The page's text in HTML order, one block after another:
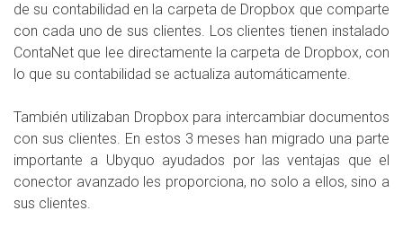
de su contabilidad en la carpeta de Dropbox que comparte
con cada uno de sus clientes. Los clientes tienen instalado
ContaNet que lee directamente la carpeta de Dropbox, con
lo que su contabilidad se actualiza automáticamente.
También utilizaban Dropbox para intercambiar documentos
con sus clientes. En estos 3 meses han migrado una parte
importante a Ubyquo ayudados por las ventajas que el
conector avanzado les proporciona, no solo a ellos, sino a
sus clientes.